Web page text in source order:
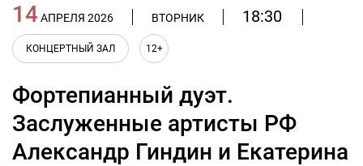
14АПРЕЛЯ 2026 ВТОРНИК 18:30
КОНЦЕРТНЫЙ ЗАЛ 12+
Фортепианный дуэт.
Заслуженные артисты РФ
Александр Гиндин и Екатерина